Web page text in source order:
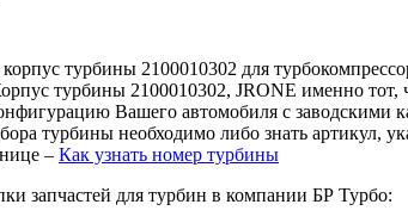
турбины 2100010302 для
турбины 2100010302, JRONE именно
Вашего автомобиля с заводскими
турбины необходимо либо знать артикул,
– Как узнать номер турбины
запчастей для турбин в компании БР Турбо: